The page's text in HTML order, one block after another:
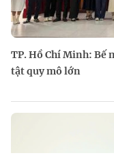
TP. Hồ Chí Minh: Bế
tật quy mô lớn